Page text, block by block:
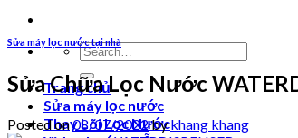
Search
for:
Trang chủ
Sửa máy lọc nước
Thay Lõi Lọc Nước
Sửa máy lọc nước tại nhà
Sửa Chữa Lọc Nước
Posted on08/07/2022bykhang khang